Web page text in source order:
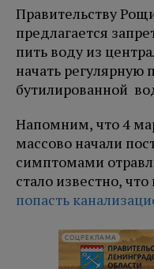
Правительству
предлагается
пить воду из
начать регулярную
бутилированной
Напомним, что 4
массово начали
симптомами
стало известно,
попасть
СОЦРЕКЛАМА